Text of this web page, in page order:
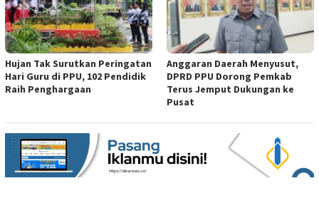
Hujan Tak Surutkan Peringatan
Hari Guru di PPU, 102 Pendidik
Raih Penghargaan
Anggaran Daerah Menyusut,
DPRD PPU Dorong Pemkab
Terus Jemput Dukungan ke
Pusat